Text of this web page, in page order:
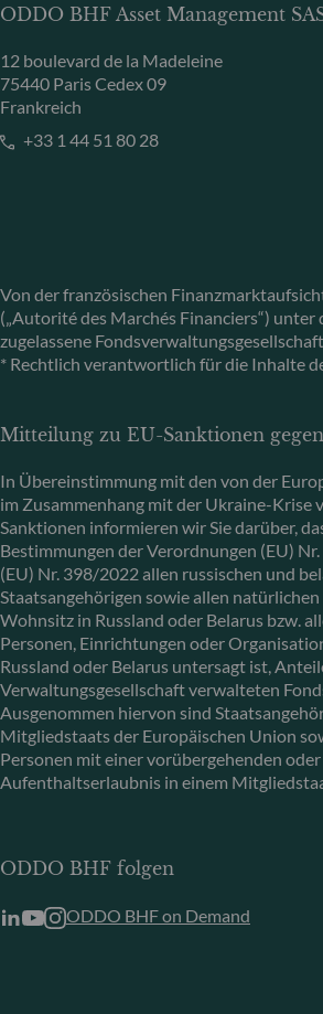
ODDO BHF Asset Management
12 boulevard de la Madeleine
75440 Paris Cedex 09
Frankreich
+33 1 44 51 80 28
Von der französischen
(„Autorité des Marchés Financiers“) unter
zugelassene Fondsverwaltungsgesellschaft
* Rechtlich verantwortlich für die Inhalte
Mitteilung zu EU-Sanktionen
In Übereinstimmung mit den von der
im Zusammenhang mit der Ukraine-Krise
Sanktionen informieren wir Sie darüber,
Bestimmungen der Verordnungen (EU)
(EU) Nr. 398/2022 allen russischen und
Staatsangehörigen sowie allen
Wohnsitz in Russland oder Belarus bzw.
Personen, Einrichtungen oder
Russland oder Belarus untersagt ist,
Verwaltungsgesellschaft verwalteten
Ausgenommen hiervon sind
Mitgliedstaats der Europäischen Union
Personen mit einer vorübergehenden
Aufenthaltserlaubnis in einem
ODDO BHF folgen
ODDO BHF on Demand